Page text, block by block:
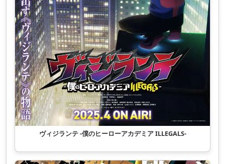
ヴィジランテ -僕のヒーローアカデミア ILLEGALS-